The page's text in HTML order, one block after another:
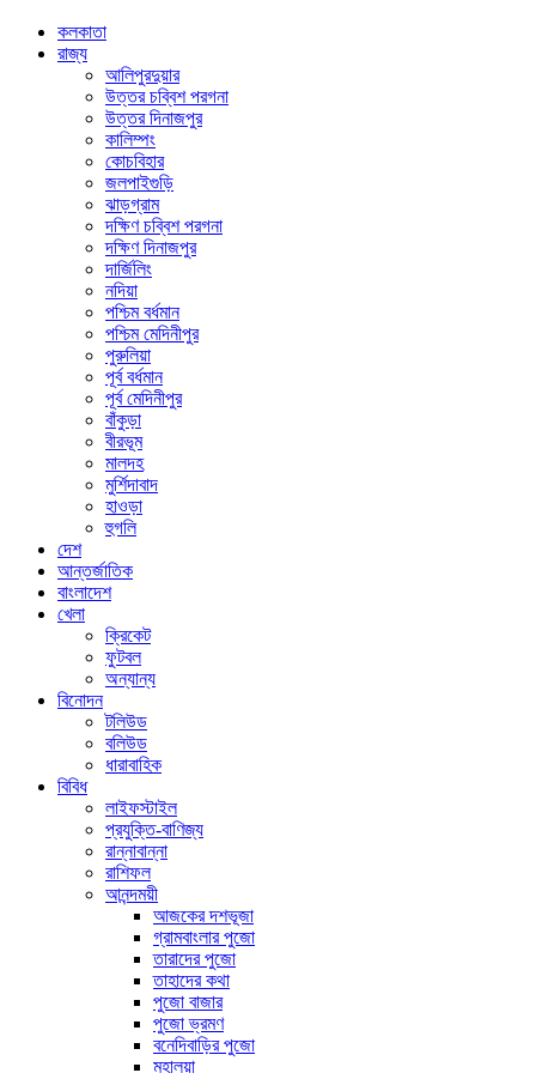
কলকাতা
রাজ্য
আলিপুরদুয়ার
উত্তর চব্বিশ পরগনা
উত্তর দিনাজপুর
কালিম্পং
কোচবিহার
জলপাইগুড়ি
ঝাড়গ্রাম
দক্ষিণ চব্বিশ পরগনা
দক্ষিণ দিনাজপুর
দার্জিলিং
নদিয়া
পশ্চিম বর্ধমান
পশ্চিম মেদিনীপুর
পুরুলিয়া
পূর্ব বর্ধমান
পূর্ব মেদিনীপুর
বাঁকুড়া
বীরভূম
মালদহ
মুর্শিদাবাদ
হাওড়া
হুগলি
দেশ
আন্তর্জাতিক
বাংলাদেশ
খেলা
ক্রিকেট
ফুটবল
অন্যান্য
বিনোদন
টলিউড
বলিউড
ধারাবাহিক
বিবিধ
লাইফস্টাইল
প্রযুক্তি-বাণিজ্য
রান্নাবান্না
রাশিফল
আনন্দময়ী
আজকের দশভূজা
গ্রামবাংলার পুজো
তারাদের পুজো
তাহাদের কথা
পুজো বাজার
পুজো ভ্রমণ
বনেদিবাড়ির পুজো
মহালয়া